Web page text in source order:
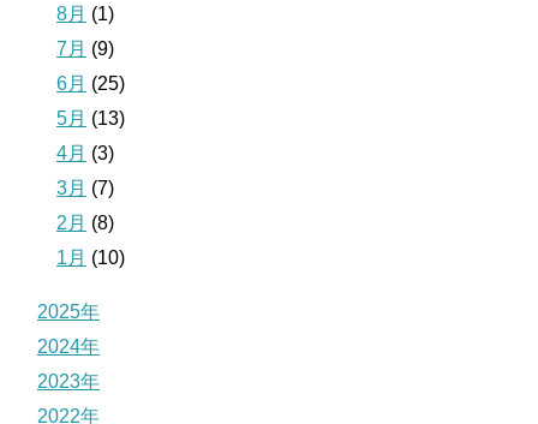
8月 (1)
7月 (9)
6月 (25)
5月 (13)
4月 (3)
3月 (7)
2月 (8)
1月 (10)
2025年
2024年
2023年
2022年